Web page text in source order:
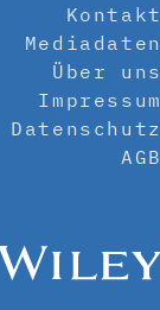
Kontakt
Mediadaten
Über uns
Impressum
Datenschutz
AGB